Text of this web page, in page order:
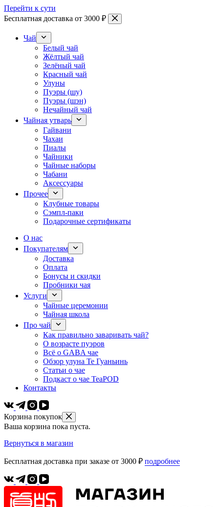
Перейти к сути
Бесплатная доставка от 3000 ₽
Чай
Белый чай
Жёлтый чай
Зелёный чай
Красный чай
Улуны
Пуэры (шу)
Пуэры (шэн)
Нечайный чай
Чайная утварь
Гайвани
Чахаи
Пиалы
Чайники
Чайные наборы
Чабани
Аксессуары
Прочее
Клубные товары
Сэмпл-паки
Подарочные сертификаты
О нас
Покупателям
Доставка
Оплата
Бонусы и скидки
Пробники чая
Услуги
Чайные церемонии
Чайная школа
Про чай
Как правильно заваривать чай?
О возрасте пуэров
Всё о GABA чае
Обзор улуна Те Гуаньинь
Статьи о чае
Подкаст о чае TeaPOD
Контакты
Корзина покупок
Ваша корзина пока пуста.
Вернуться в магазин
Бесплатная доставка при заказе от 3000 ₽ подробнее